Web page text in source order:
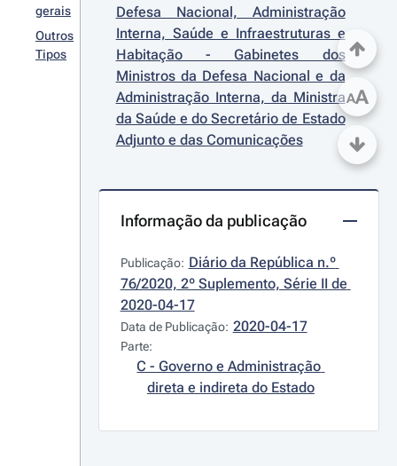
gerais
Outros
Tipos
Defesa Nacional, Administração
Interna, Saúde e Infraestruturas e
Habitação - Gabinetes dos
Ministros da Defesa Nacional e da
Administração Interna, da Ministra
da Saúde e do Secretário de Estado
Adjunto e das Comunicações
Informação da publicação
Publicação: Diário da República n.º
76/2020, 2º Suplemento, Série II de
2020-04-17
Data de Publicação: 2020-04-17
Parte:
C - Governo e Administração
direta e indireta do Estado
AA